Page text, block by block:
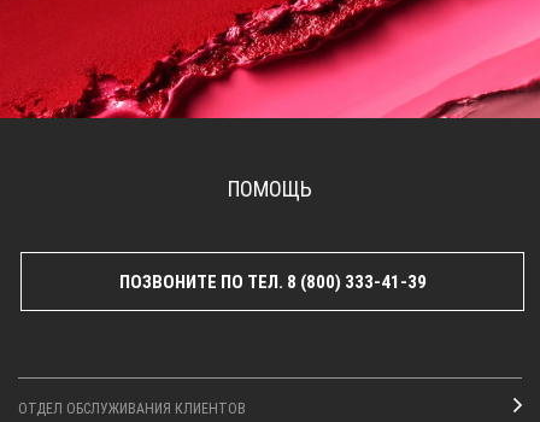
ПОМОЩЬ
ПОЗВОНИТЕ ПО ТЕЛ. 8 (800) 333-41-39
ОТДЕЛ ОБСЛУЖИВАНИЯ КЛИЕНТОВ